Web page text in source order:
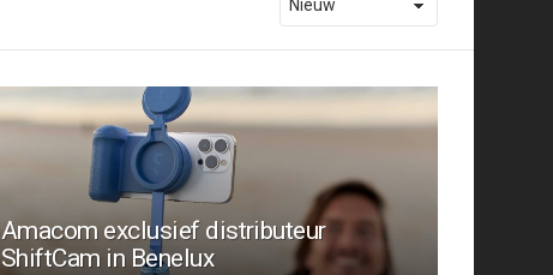
Amacom exclusief distributeur
ShiftCam in Benelux